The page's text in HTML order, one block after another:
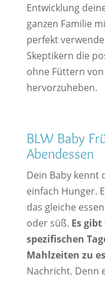
Entwicklung
ganzen Familie
perfekt
Skeptikern die
ohne Füttern
hervorzuheben.
BLW Baby
Abendessen
Dein Baby kennt
einfach Hunger.
das gleiche
oder süß. Es
spezifischen
Mahlzeiten zu
Nachricht. Denn